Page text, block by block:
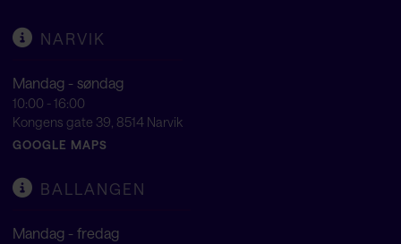
NARVIK
Mandag - søndag
10:00 - 16:00
Kongens gate 39, 8514 Narvik
GOOGLE MAPS
BALLANGEN
Mandag - fredag